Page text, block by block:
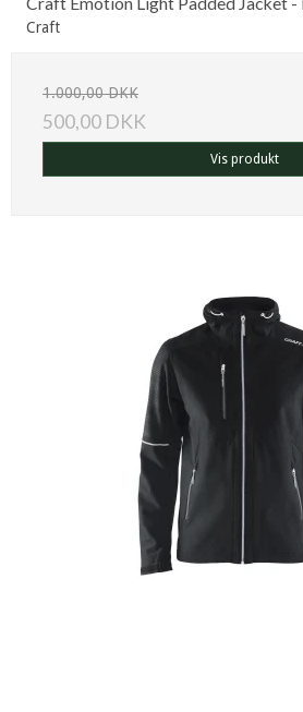
Craft
1.000,00 DKK
500,00 DKK
Vis produkt